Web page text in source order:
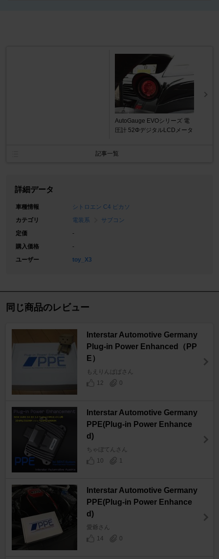
AutoGauge EVOシリーズ 電
圧計 52ΦデジタルLCDメータ
記事一覧
詳細データ
車種情報
シトロエン C4 ピカソ
カテゴリ
電装系
サブコン
定価
-
購入価格
-
ユーザー
toy_X3
同じ商品のレビュー
Interstar Automotive Germany
Plug-in Power Enhanced（PP
E）
もえりんぱぱさん
12
0
Interstar Automotive Germany
PPE(Plug-in Power Enhance
d)
ちゃぼてんさん
10
1
Interstar Automotive Germany
PPE(Plug-in Power Enhance
d)
愛爺さん
14
0